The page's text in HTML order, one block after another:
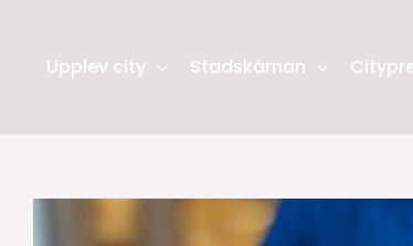
Upplev city Stadskärnan